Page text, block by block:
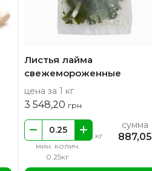
Листья лайма
свежемороженные
цена за 1 кг
3 548,20 грн
мин. колич.
0.25кг
кг
сумма
887,05